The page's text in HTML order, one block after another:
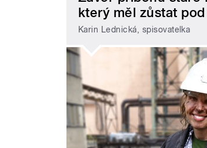
který měl zůstat
Karin Lednická, spisovatelka